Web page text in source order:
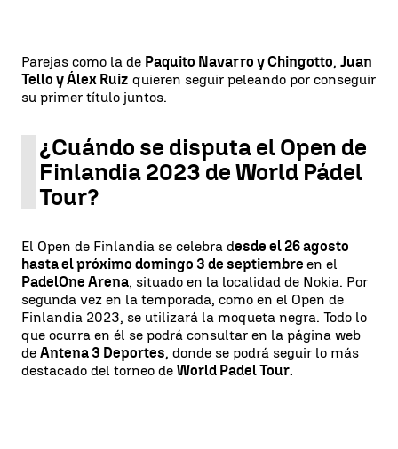
Parejas como la de Paquito Navarro y Chingotto, Juan
Tello y Álex Ruiz quieren seguir peleando por conseguir
su primer título juntos.
¿Cuándo se disputa el Open de
Finlandia 2023 de World Pádel
Tour?
El Open de Finlandia se celebra desde el 26 agosto
hasta el próximo domingo 3 de septiembre en el
PadelOne Arena, situado en la localidad de Nokia. Por
segunda vez en la temporada, como en el Open de
Finlandia 2023, se utilizará la moqueta negra. Todo lo
que ocurra en él se podrá consultar en la página web
de Antena 3 Deportes, donde se podrá seguir lo más
destacado del torneo de World Padel Tour.